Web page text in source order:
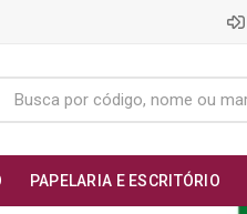
PAPELARIA E ESCRITÓRIO